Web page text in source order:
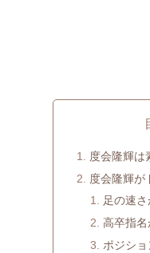
度会隆輝は
度会隆輝が
足の速さ
高卒指
ポジシ